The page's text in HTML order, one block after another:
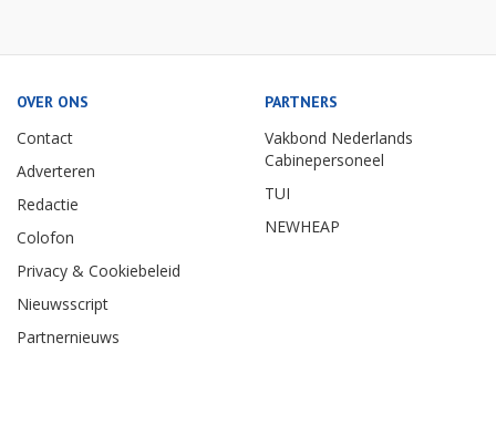
OVER ONS
Contact
Adverteren
Redactie
Colofon
Privacy & Cookiebeleid
Nieuwsscript
Partnernieuws
PARTNERS
Vakbond Nederlands
Cabinepersoneel
TUI
NEWHEAP